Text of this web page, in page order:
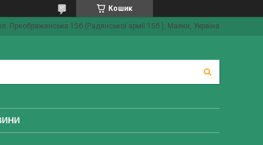
Кошик
Преображенська 15б (Радянської армії 15б ), Маяки, Україна